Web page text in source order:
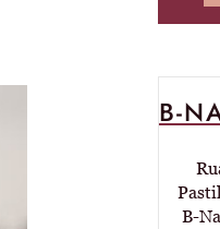
B-
B-